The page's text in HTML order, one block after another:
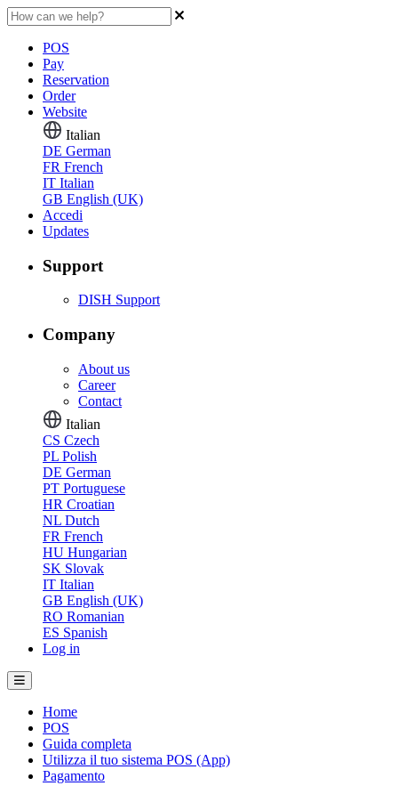
POS
Pay
Reservation
Order
Website
Italian
DE German
FR French
IT Italian
GB English (UK)
Accedi
Updates
Support
DISH Support
Company
About us
Career
Contact
Italian
CS Czech
PL Polish
DE German
PT Portuguese
HR Croatian
NL Dutch
FR French
HU Hungarian
SK Slovak
IT Italian
GB English (UK)
RO Romanian
ES Spanish
Log in
Home
POS
Guida completa
Utilizza il tuo sistema POS (App)
Pagamento